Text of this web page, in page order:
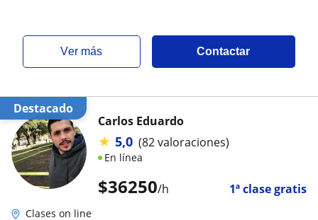
ver más Contactar
Destacado
$36250/h 1ª clase gratis
Carlos Eduardo
★ 5,0 (82 valoraciones)
En línea
Clases on line